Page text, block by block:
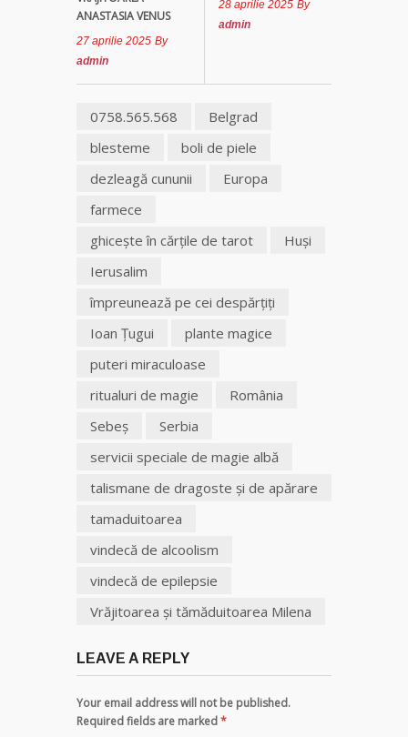
ANASTASIA VENUS
27 aprilie 2025 By
admin
28 aprilie 2025 By
admin
0758.565.568
Belgrad
blesteme
boli de piele
dezleagă cununii
Europa
farmece
ghiceşte în cărţile de tarot
Huși
Ierusalim
împreunează pe cei despărţiţi
Ioan Țugui
plante magice
puteri miraculoase
ritualuri de magie
România
Sebeș
Serbia
servicii speciale de magie albă
talismane de dragoste şi de apărare
tamaduitoarea
vindecă de alcoolism
vindecă de epilepsie
Vrăjitoarea și tămăduitoarea Milena
LEAVE A REPLY
Your email address will not be published.
Required fields are marked*